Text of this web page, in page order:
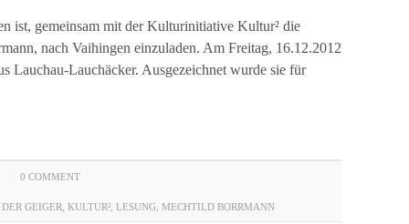
ist, gemeinsam mit der Kulturinitiative Kultur² die
nach Vaihingen einzuladen. Am Freitag, 16.12.2012
Lauchau-Lauchäcker. Ausgezeichnet wurde sie für
0 COMMENT
DER GEIGER KULTUR² LESUNG MECHTILD BORRMANN